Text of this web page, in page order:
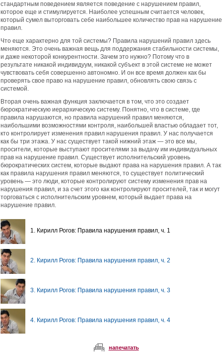
стандартным поведением является поведение с нарушением правил,
которое еще и стимулируется. Наиболее успешным считается человек,
который сумел выторговать себе наибольшее количество прав на нарушение
правил.
Что еще характерно для той системы? Правила нарушений правил здесь
меняются. Это очень важная вещь для поддержания стабильности системы,
и даже некоторой конкурентности. Зачем это нужно? Потому что в
результате никакой индивидуум, никакой субъект в этой системе не может
чувствовать себя совершенно автономно. И он все время должен как бы
проверять свое право на нарушение правил, обновлять свою связь с
системой.
Вторая очень важная функция заключается в том, что это создает
бюрократическую иерархическую систему. Понятно, что в системе, где
правила нарушаются, но правила нарушений правил меняются,
наибольшими возможностями контроля, наибольшей властью обладает тот,
кто контролирует изменения правил нарушения правил. У нас получается
как бы три этажа. У нас существует такой нижний этаж — это все мы,
просители, которые выступают просителями за выдачу им индивидуальных
прав на нарушение правил. Существует исполнительский уровень
бюрократических систем, которые выдают права на нарушения правил. А так
как правила нарушения правил меняются, то существует политический
уровень — это люди, которые контролируют систему изменения прав на
нарушения правил, и за счет этого как контролируют просителей, так и могут
торговаться с исполнительским уровнем, который выдает права на
нарушение правил.
1. Кирилл Рогов: Правила нарушения правил, ч. 1
2. Кирилл Рогов: Правила нарушения правил, ч. 2
3. Кирилл Рогов: Правила нарушения правил, ч. 3
4. Кирилл Рогов: Правила нарушения правил, ч. 4
напечатать